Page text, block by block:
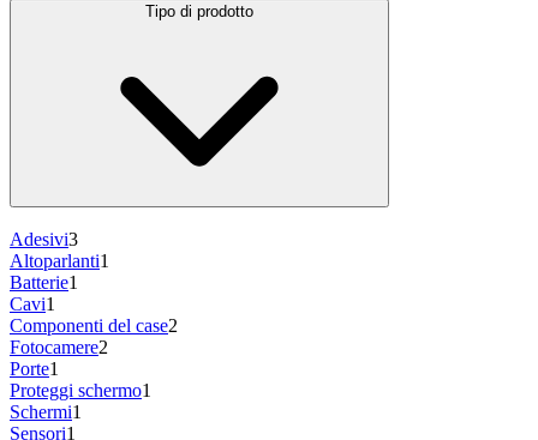
Tipo di prodotto
Adesivi3
Altoparlanti1
Batterie1
Cavi1
Componenti del case2
Fotocamere2
Porte1
Proteggi schermo1
Schermi1
Sensori1